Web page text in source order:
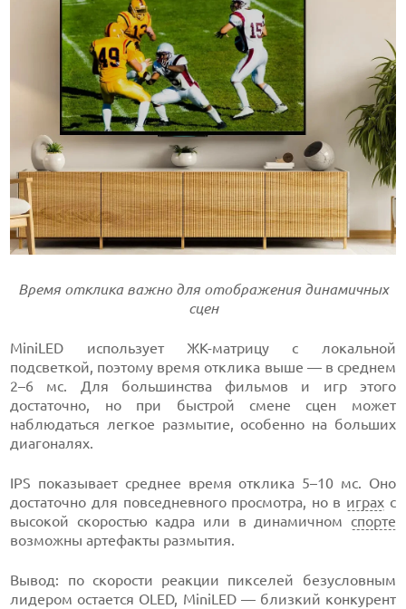
Время отклика важно для отображения динамичных
сцен
MiniLED использует ЖК-матрицу с локальной
подсветкой, поэтому время отклика выше — в среднем
2–6 мс. Для большинства фильмов и игр этого
достаточно, но при быстрой смене сцен может
наблюдаться легкое размытие, особенно на больших
диагоналях.
IPS показывает среднее время отклика 5–10 мс. Оно
достаточно для повседневного просмотра, но в играх с
высокой скоростью кадра или в динамичном спорте
возможны артефакты размытия.
Вывод: по скорости реакции пикселей безусловным
лидером остается OLED, MiniLED — близкий конкурент